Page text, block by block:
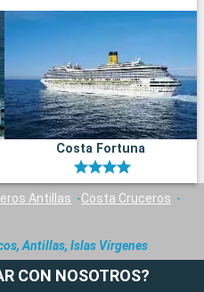
Costa Fortuna
Antillas
Costa Cruceros
Antillas, Islas Vírgenes
CON NOSOTROS?